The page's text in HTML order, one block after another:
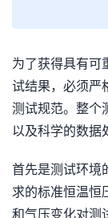
为了获得具有可
试结果，必须严
测试规范。整个
以及科学的数据
首先是测试环境
求的标准恒温恒
和气压变化对测